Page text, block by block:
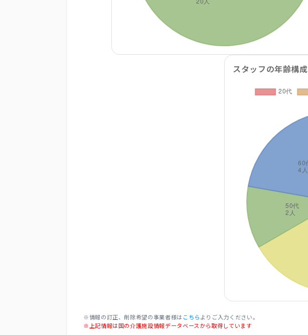
スタッフの年齢構成
※情報の訂正、削除希望の事業者様は こちら よりご入力ください。
※上記情報は国の介護施設情報データベースから取得しています